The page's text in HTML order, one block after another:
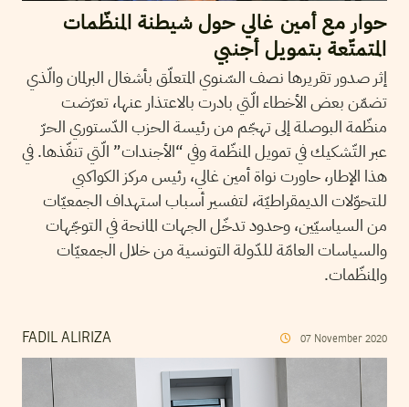
حوار مع أمين غالي حول شيطنة المنظّمات
المتمتّعة بتمويل أجنبي
إثر صدور تقريرها نصف السّنوي المتعلّق بأشغال البرلمان والّذي
تضمّن بعض الأخطاء الّتي بادرت بالاعتذار عنها، تعرّضت
منظّمة البوصلة إلى تهجّم من رئيسة الحزب الدّستوري الحرّ
عبر التّشكيك في تمويل المنظّمة وفي “الأجندات” الّتي تنفّذها. في
هذا الإطار، حاورت نواة أمين غالي، رئيس مركز الكواكبي
للتحوّلات الديمقراطيّة، لتفسير أسباب استهداف الجمعيّات
من السياسيّين، وحدود تدخّل الجهات المانحة في التوجّهات
والسياسات العامّة للدّولة التونسية من خلال الجمعيّات
والمنظّمات.
FADIL ALIRIZA 07 November 2020